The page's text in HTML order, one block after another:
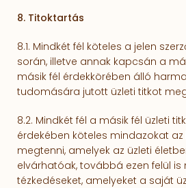
8. Titoktartás
8.1. Mindkét fél köteles a jelen
során, illetve annak kapcsán a
másik fél érdekkörében álló
tudomására jutott üzleti titkot
8.2. Mindkét fél a másik fél üzleti
érdekében köteles mindazokat az
megtenni, amelyek az üzleti
elvárhatóak, továbbá ezen felül
tézkedéseket, amelyeket a saját